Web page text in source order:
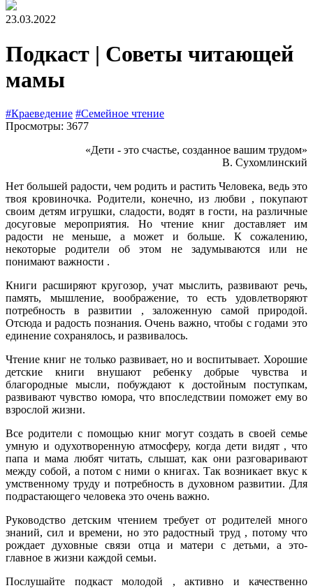
23.03.2022
Подкаст | Советы читающей
мамы
#Краеведение #Семейное чтение
Просмотры: 3677
«Дети - это счастье, созданное вашим трудом»
В. Сухомлинский
Нет большей радости, чем родить и растить Человека, ведь это
твоя кровиночка. Родители, конечно, из любви , покупают
своим детям игрушки, сладости, водят в гости, на различные
досуговые мероприятия. Но чтение книг доставляет им
радости не меньше, а может и больше. К сожалению,
некоторые родители об этом не задумываются или не
понимают важности .
Книги расширяют кругозор, учат мыслить, развивают речь,
память, мышление, воображение, то есть удовлетворяют
потребность в развитии , заложенную самой природой.
Отсюда и радость познания. Очень важно, чтобы с годами это
единение сохранялось, и развивалось.
Чтение книг не только развивает, но и воспитывает. Хорошие
детские книги внушают ребенку добрые чувства и
благородные мысли, побуждают к достойным поступкам,
развивают чувство юмора, что впоследствии поможет ему во
взрослой жизни.
Все родители с помощью книг могут создать в своей семье
умную и одухотворенную атмосферу, когда дети видят , что
папа и мама любят читать, слышат, как они разговаривают
между собой, а потом с ними о книгах. Так возникает вкус к
умственному труду и потребность в духовном развитии. Для
подрастающего человека это очень важно.
Руководство детским чтением требует от родителей много
знаний, сил и времени, но это радостный труд , потому что
рождает духовные связи отца и матери с детьми, а это-
главное в жизни каждой семьи.
Послушайте подкаст молодой , активно и качественно